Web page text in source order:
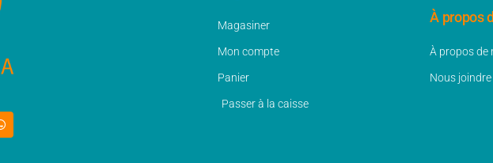
Magasiner
Mon compte
Panier
Passer à la caisse
À propos
À propos de
Nous joindre